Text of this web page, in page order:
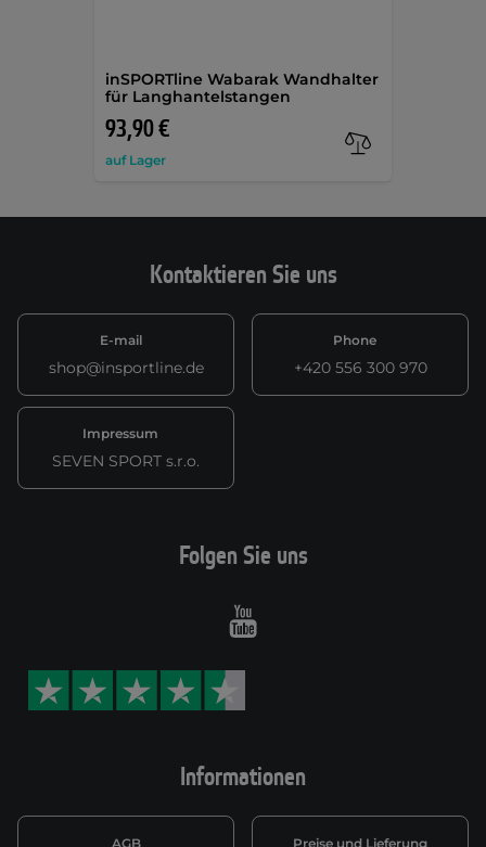
inSPORTline Wabarak Wandhalter
für Langhantelstangen
93,90 €
auf Lager
Kontaktieren Sie uns
E-mail
shop@insportline.de
Phone
+420 556 300 970
Impressum
SEVEN SPORT s.r.o.
Informationen
AGB Preise und Lieferung
Folgen Sie uns
Youtube